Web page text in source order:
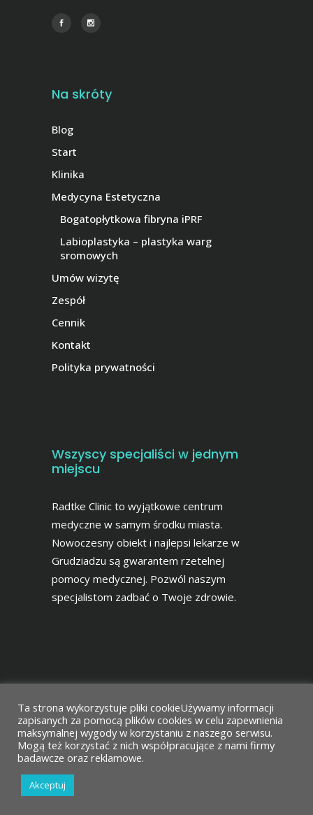
Na skróty
Blog
Start
Klinika
Medycyna Estetyczna
Bogatopłytkowa fibryna iPRF
Labioplastyka – plastyka warg
sromowych
Umów wizytę
Zespół
Cennik
Kontakt
Polityka prywatności
Wszyscy specjaliści w jednym
miejscu
Radtke Clinic to wyjątkowe centrum
medyczne w samym środku miasta.
Nowoczesny obiekt i najlepsi lekarze w
Grudziadzu są gwarantem rzetelnej
pomocy medycznej. Pozwól naszym
specjalistom zadbać o Twoje zdrowie.
Projekt i wykonanieAgencja Reklamowa
Vimak
Ta strona wykorzystuje pliki cookieUżywamy informacji
zapisanych za pomocą plików cookies w celu zapewnienia
maksymalnej wygody w korzystaniu z naszego serwisu.
Mogą też korzystać z nich współpracujące z nami firmy
badawcze oraz reklamowe.
Akceptuj